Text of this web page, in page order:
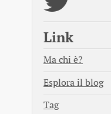
Link
Ma chi è?
Esplora il blog
Tag